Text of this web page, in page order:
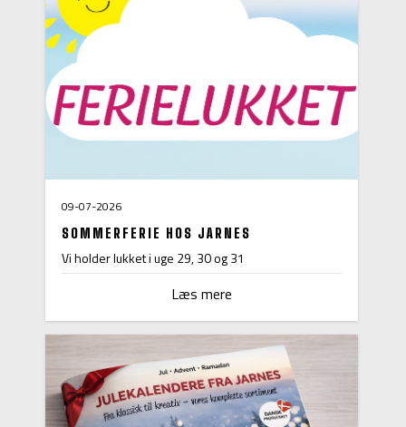
09-07-2026
SOMMERFERIE HOS JARNES
Vi holder lukket i uge 29, 30 og 31
Læs mere